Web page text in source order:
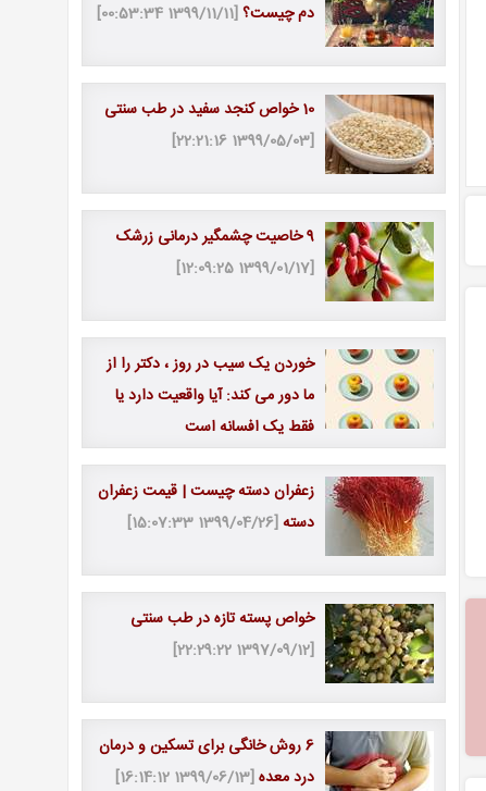
دم چیست؟[1399/11/11 00:53:34]
10 خواص کنجد سفید در طب سنتی
[1399/05/03 22:21:16]
9 خاصیت چشمگیر درمانی زرشک
[1399/01/17 12:09:25]
خوردن یک سیب در روز ، دکتر را از
ما دور می کند: آیا واقعیت دارد یا
فقط یک افسانه است
[1400/01/04 22:46:04]
زعفران دسته چیست | قیمت زعفران
دسته[1399/04/26 15:07:33]
خواص پسته تازه در طب سنتی
[1397/09/12 22:29:22]
6 روش خانگی برای تسکین و درمان
درد معده[1399/06/13 16:14:12]